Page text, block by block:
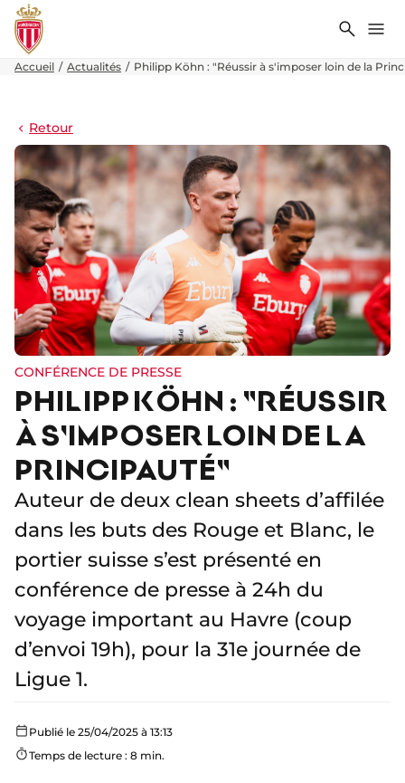
Accueil Actualités Philipp Köhn : "Réussir à s'imposer loin de la
Retour
CONFÉRENCE DE PRESSE
PHILIPP KÖHN : "RÉUSSIR
À S'IMPOSER LOIN DE LA
PRINCIPAUTÉ"
Auteur de deux clean sheets d’affilée
dans les buts des Rouge et Blanc, le
portier suisse s’est présenté en
conférence de presse à 24h du
voyage important au Havre (coup
d’envoi 19h), pour la 31e journée de
Ligue 1.
Publié le 25/04/2025 à 13:13
Temps de lecture : 8 min.